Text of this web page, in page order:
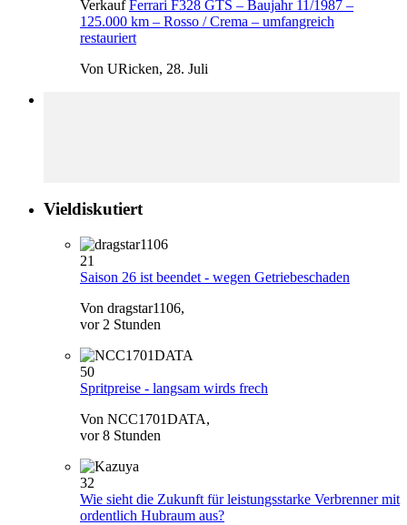
Verkauf Ferrari F328 GTS – Baujahr 11/1987 –
125.000 km – Rosso / Crema – umfangreich
restauriert
Von URicken, 28. Juli
Vieldiskutiert
21
Saison 26 ist beendet - wegen Getriebeschaden
Von dragstar1106,
vor 2 Stunden
50
Spritpreise - langsam wirds frech
Von NCC1701DATA,
vor 8 Stunden
32
Wie sieht die Zukunft für leistungsstarke Verbrenner mit
ordentlich Hubraum aus?